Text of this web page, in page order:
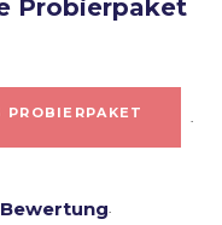
Probierpaket
PROBIERPAKET